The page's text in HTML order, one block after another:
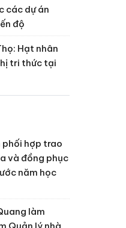
các dự án
độ
Hạt nhân
tri thức tại
phối hợp trao
và đồng phục
năm học
làm